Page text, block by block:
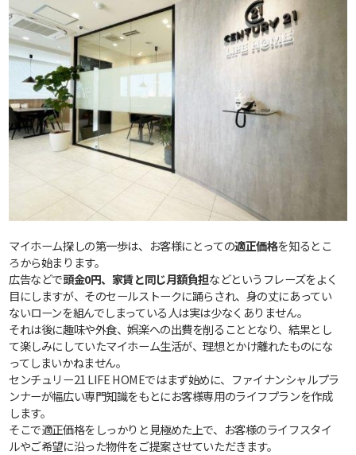
マイホーム探しの第一歩は、お客様にとっての適正価格を知るとこ
ろから始まります。
広告などで頭金0円、家賃と同じ月額負担などというフレーズをよく
目にしますが、そのセールストークに踊らされ、身の丈にあってい
ないローンを組んでしまっている人は実は少なくありません。
それは後に趣味や外食、娯楽への出費を削ることとなり、結果とし
て楽しみにしていたマイホーム生活が、理想とかけ離れたものにな
ってしまいかねません。
センチュリー21 LIFE HOMEではまず始めに、ファイナンシャルプラ
ンナーが幅広い専門知識をもとにお客様専用のライフプランを作成
します。
そこで適正価格をしっかりと見極めた上で、お客様のライフスタイ
ルやご希望に沿った物件をご提案させていただきます。